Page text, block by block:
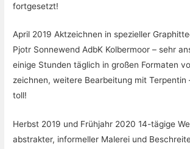
fortgesetzt!
April 2019 Aktzeichnen in spezieller
Pjotr Sonnewend AdbK Kolbermoor – sehr
einige Stunden täglich in großen Formaten
zeichnen, weitere Bearbeitung mit Terpentin
toll!
Herbst 2019 und Frühjahr 2020 14-tägige
abstrakter, informeller Malerei und